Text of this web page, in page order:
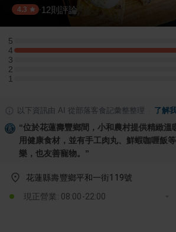
4.3 ·12 則評論
5
5 星：0 則評論
4
4 星：3 則評論
3
3 星：0 則評論
2
2 星：0 則評論
1
1 星：0 則評論
以下資訊由 AI 從部落客食記彙整整理 了解
“位於花蓮壽豐鄉間，小和農村提供精緻溫
用健康食材，並有手工肉丸、鮮蝦咖喱飯
樂，也友善寵物。 ”
花蓮縣壽豐鄉平和一街119號
現正營業: 08:00-22:00